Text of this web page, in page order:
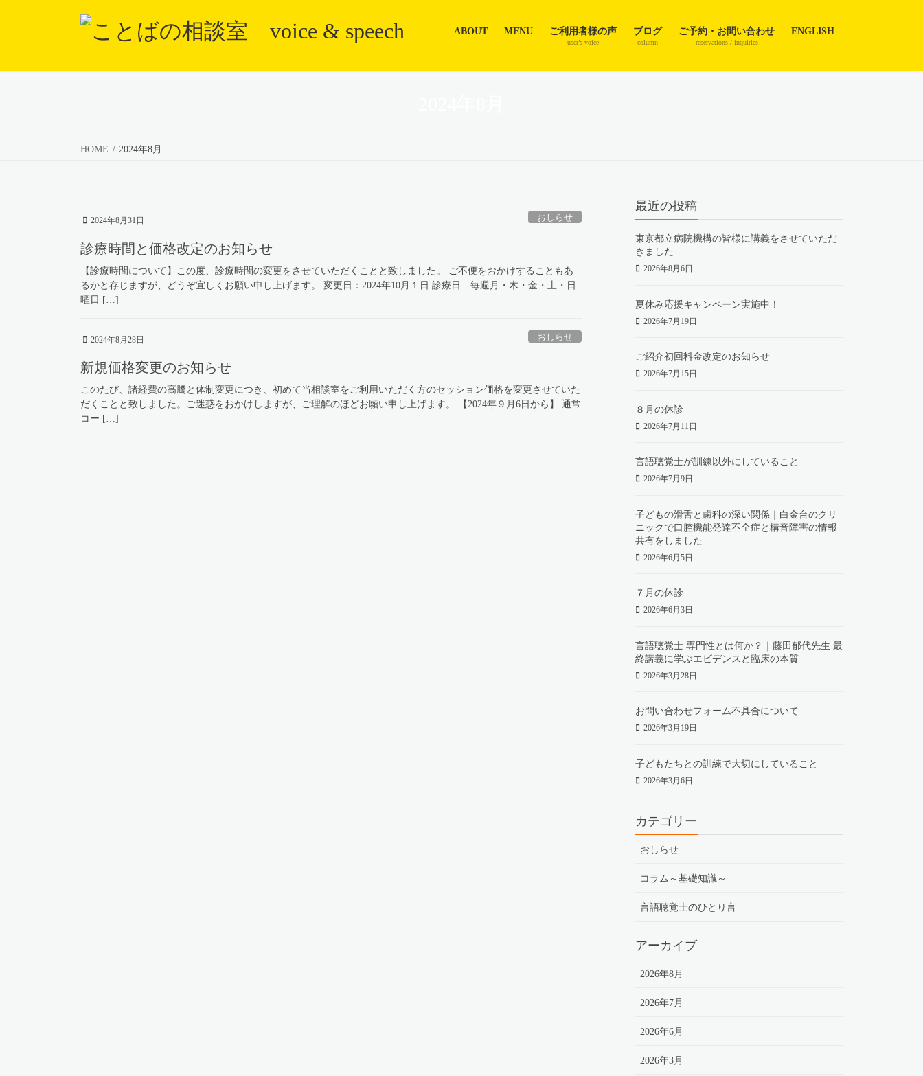
ABOUT MENU ご利用者様の声
user’s voice
ブログ
column
ご予約・お問い合わせ
reservations / inquiries
ENGLISH
HOME 2024年8月
2024年8月31日 おしらせ
診療時間と価格改定のお知らせ
【診療時間について】この度、診療時間の変更をさせていただくことと致しました。 ご不便をおかけすることもあ
るかと存じますが、どうぞ宜しくお願い申し上げます。 変更日：2024年10月１日 診療日 毎週月・木・金・土・日
曜日 […]
2024年8月28日 おしらせ
新規価格変更のお知らせ
このたび、諸経費の高騰と体制変更につき、初めて当相談室をご利用いただく方のセッション価格を変更させていた
だくことと致しました。ご迷惑をおかけしますが、ご理解のほどお願い申し上げます。 【2024年９月6日から】 通常
コー […]
最近の投稿
東京都立病院機構の皆様に講義をさせていただ
きました
2026年8月6日
夏休み応援キャンペーン実施中！
2026年7月19日
ご紹介初回料金改定のお知らせ
2026年7月15日
８月の休診
2026年7月11日
言語聴覚士が訓練以外にしていること
2026年7月9日
子どもの滑舌と歯科の深い関係｜白金台のクリ
ニックで口腔機能発達不全症と構音障害の情報
共有をしました
2026年6月5日
７月の休診
2026年6月3日
言語聴覚士 専門性とは何か？｜藤田郁代先生 最
終講義に学ぶエビデンスと臨床の本質
2026年3月28日
お問い合わせフォーム不具合について
2026年3月19日
子どもたちとの訓練で大切にしていること
2026年3月6日
カテゴリー
おしらせ
コラム～基礎知識～
言語聴覚士のひとり言
アーカイブ
2026年8月
2026年7月
2026年6月
2026年3月